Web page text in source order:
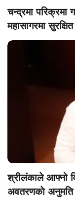
चन्द्रमा परिक्रमा
महासागरमा
श्रीलंकाले आफ्नो
अवतरणकाे अनुमति